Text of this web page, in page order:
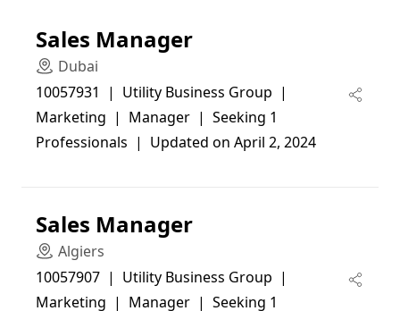
Sales Manager
Dubai
10057931  |  Utility Business Group  |
Marketing  |  Manager  |  Seeking 1
Professionals  |  Updated on April 2, 2024
Sales Manager
Algiers
10057907  |  Utility Business Group  |
Marketing  |  Manager  |  Seeking 1